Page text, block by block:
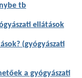
tb
ellátások
(gyógyászati
a gyógyászati